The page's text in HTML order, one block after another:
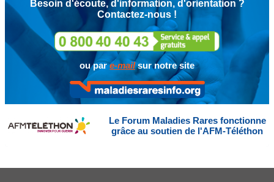
Besoin d'écoute, d'information, d'orientation ?
Contactez-nous !
ou pare-mailsur notre site
Le Forum Maladies Rares fonctionne
grâce au soutien de l'AFM-Téléthon